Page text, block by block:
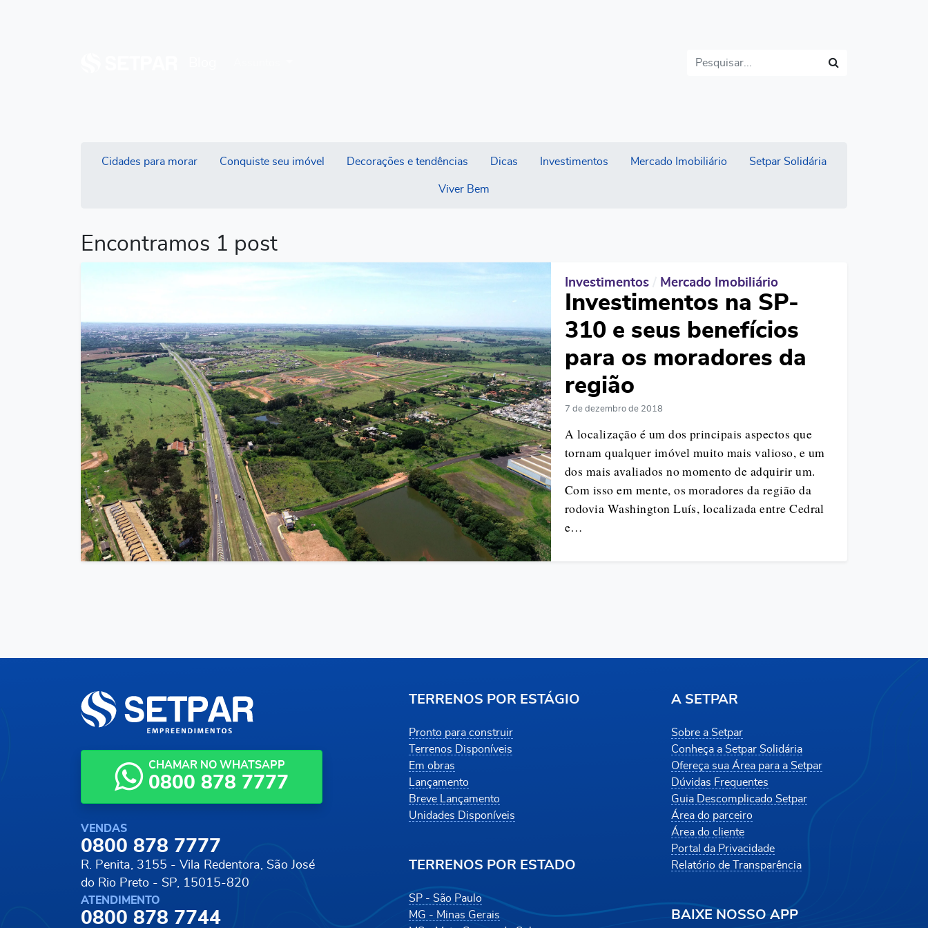
Cidades para morar Conquiste seu imóvel Decorações e tendências Dicas Investimentos Mercado Imobiliário Setpar Solidária
Viver Bem
Encontramos 1 post
Investimentos Mercado Imobiliário
Investimentos na SP-
310 e seus benefícios
para os moradores da
região
7 de dezembro de 2018
A localização é um dos principais aspectos que
tornam qualquer imóvel muito mais valioso, e um
dos mais avaliados no momento de adquirir um.
Com isso em mente, os moradores da região da
rodovia Washington Luís, localizada entre Cedral
e…
CHAMAR NO WHATSAPP
0800 878 7777
VENDAS
0800 878 7777
R. Penita, 3155 - Vila Redentora, São José
do Rio Preto - SP, 15015-820
ATENDIMENTO
0800 878 7744
TERRENOS POR ESTÁGIO
Pronto para construir
Terrenos Disponíveis
Em obras
Lançamento
Breve Lançamento
Unidades Disponíveis
TERRENOS POR ESTADO
SP - São Paulo
MG - Minas Gerais
A SETPAR
Sobre a Setpar
Conheça a Setpar Solidária
Ofereça sua Área para a Setpar
Dúvidas Frequentes
Guia Descomplicado Setpar
Área do parceiro
Área do cliente
Portal da Privacidade
Relatório de Transparência
BAIXE NOSSO APP